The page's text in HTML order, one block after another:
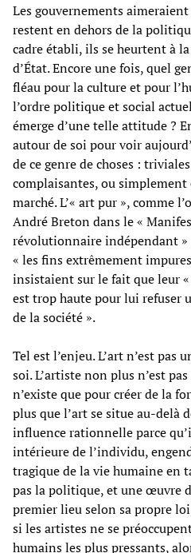
Les gouvernements
restent en dehors de la
cadre établi, ils se heurtent à
d’État. Encore une fois, quel
fléau pour la culture et pour
l’ordre politique et social
émerge d’une telle attitude ?
autour de soi pour voir
de ce genre de choses :
complaisantes, ou
marché. L’« art pur », comme
André Breton dans le «
révolutionnaire indépendant
« les fins extrêmement
insistaient sur le fait que leur
est trop haute pour lui refuser
de la société ».
Tel est l’enjeu. L’art n’est pas
soi. L’artiste non plus n’est
n’existe que pour créer de la
plus que l’art se situe au-delà
influence rationnelle parce
intérieure de l’individu,
tragique de la vie humaine en
pas la politique, et une œuvre
premier lieu selon sa propre
si les artistes ne se
humains les plus pressants,